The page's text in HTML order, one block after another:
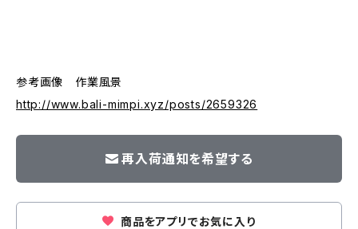
参考画像 作業風景
http://www.bali-mimpi.xyz/posts/2659326
再入荷通知を希望する
商品をアプリでお気に入り